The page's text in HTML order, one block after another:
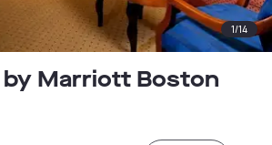
1/14
Marriott Boston